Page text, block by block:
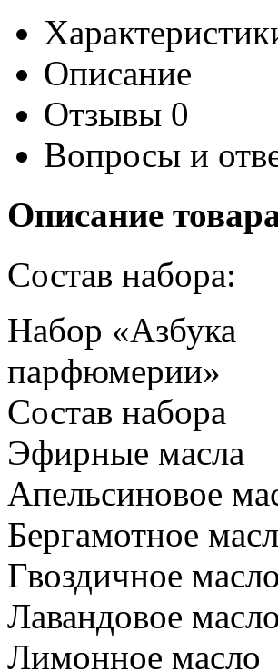
Описание
Отзывы 0
Вопросы и
Описание
Состав набора:
Набор «Азбука
парфюмерии»
Состав набора
Эфирные масла
Апельсиновое
Бергамотное
Гвоздичное масло
Лавандовое масло
Лимонное масло